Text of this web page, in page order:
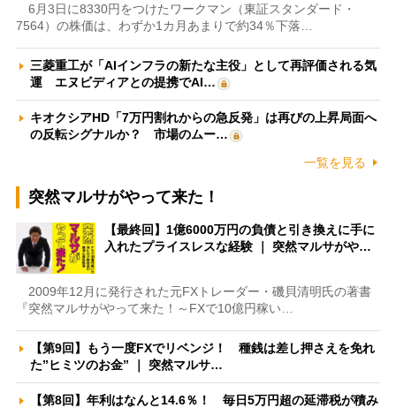
6月3日に8330円をつけたワークマン（東証スタンダード・
7564）の株価は、わずか1カ月あまりで約34％下落…
三菱重工が「AIインフラの新たな主役」として再評価される気
運 エヌビディアとの提携でAI…
キオクシアHD「7万円割れからの急反発」は再びの上昇局面へ
の反転シグナルか？ 市場のムー…
一覧を見る
突然マルサがやって来た！
【最終回】1億6000万円の負債と引き換えに手に
入れたプライスレスな経験 ｜ 突然マルサがや…
2009年12月に発行された元FXトレーダー・磯貝清明氏の著書
『突然マルサがやって来た！～FXで10億円稼い…
【第9回】もう一度FXでリベンジ！ 種銭は差し押さえを免れ
た”ヒミツのお金” ｜ 突然マルサ…
【第8回】年利はなんと14.6％！ 毎日5万円超の延滞税が積み